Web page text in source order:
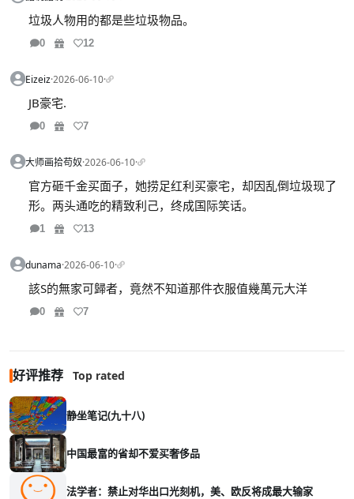
垃圾人物用的都是些垃圾物品。
0 12
Eizeiz·2026-06-10·
JB豪宅.
0 7
大师画拾苟奴·2026-06-10·
官方砸千金买面子，她捞足红利买豪宅，却因乱倒垃圾现了
形。两头通吃的精致利己，终成国际笑话。
1 13
dunama·2026-06-10·
該S的無家可歸者，竟然不知道那件衣服值幾萬元大洋
0 7
好评推荐 Top rated
静坐笔记(九十八)
中国最富的省却不爱买奢侈品
法学者：禁止对华出口光刻机，美、欧反将成最大输家